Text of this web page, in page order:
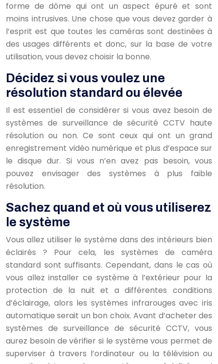
forme de dôme qui ont un aspect épuré et sont
moins intrusives. Une chose que vous devez garder à
l’esprit est que toutes les caméras sont destinées à
des usages différents et donc, sur la base de votre
utilisation, vous devez choisir la bonne.
Décidez si vous voulez une
résolution standard ou élevée
Il est essentiel de considérer si vous avez besoin de
systèmes de surveillance de sécurité CCTV haute
résolution ou non. Ce sont ceux qui ont un grand
enregistrement vidéo numérique et plus d’espace sur
le disque dur. Si vous n’en avez pas besoin, vous
pouvez envisager des systèmes à plus faible
résolution.
Sachez quand et où vous utiliserez
le système
Vous allez utiliser le système dans des intérieurs bien
éclairés ? Pour cela, les systèmes de caméra
standard sont suffisants. Cependant, dans le cas où
vous allez installer ce système à l’extérieur pour la
protection de la nuit et a différentes conditions
d’éclairage, alors les systèmes infrarouges avec iris
automatique serait un bon choix. Avant d’acheter des
systèmes de surveillance de sécurité CCTV, vous
aurez besoin de vérifier si le système vous permet de
superviser à travers l’ordinateur ou la télévision ou